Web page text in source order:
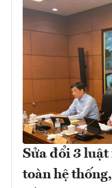
Sửa đổi 3 luật
toàn hệ